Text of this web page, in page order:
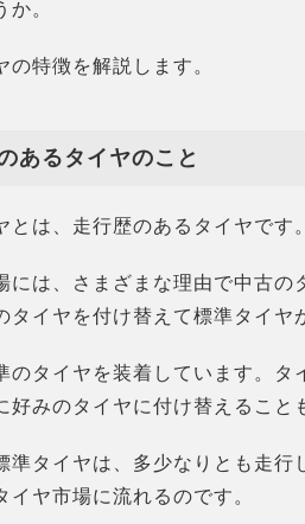
か。
の特徴を解説します。
あるタイヤのこと
とは、走行歴のあるタイヤです。
には、さまざまな理由で中古
タイヤを付け替えて標準タイヤ
のタイヤを装着しています。
好みのタイヤに付け替えること
準タイヤは、多少なりとも走行
イヤ市場に流れるのです。